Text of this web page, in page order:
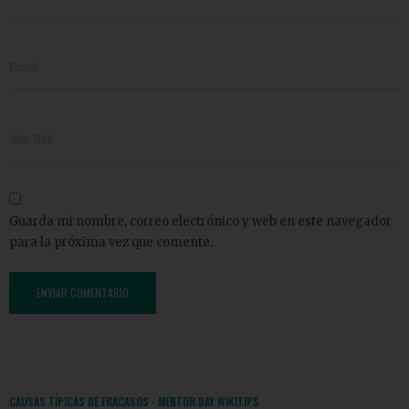
Guarda mi nombre, correo electrónico y web en este navegador
para la próxima vez que comente.
CAUSAS TÍPICAS DE FRACASOS - MENTOR DAY WIKITIPS